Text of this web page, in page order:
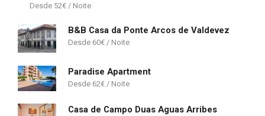
52€
B&B Casa da Ponte Arcos de Valdevez
60€
Paradise Apartment
62€
Casa de Campo Duas Aguas Arribes